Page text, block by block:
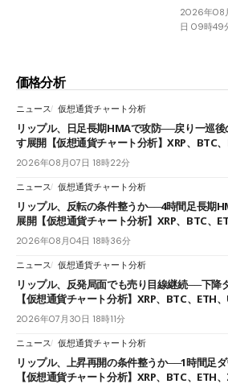
2026年08
日 09時49
価格分析
ニュース 仮想通貨チャート分析
リップル、日足長期HMAで攻防──戻り一巡
す展開【仮想通貨チャート分析】XRP、BTC
2026年08月07日 18時22分
ニュース 仮想通貨チャート分析
リップル、反転の条件整うか──4時間足長期
展開【仮想通貨チャート分析】XRP、BTC、
2026年08月04日 18時36分
ニュース 仮想通貨チャート分析
リップル、反発局面でも売り目線継続──下降
【仮想通貨チャート分析】XRP、BTC、ETH
2026年07月30日 18時11分
ニュース 仮想通貨チャート分析
リップル、上昇再開の条件整うか──1時間足
【仮想通貨チャート分析】XRP、BTC、ETH